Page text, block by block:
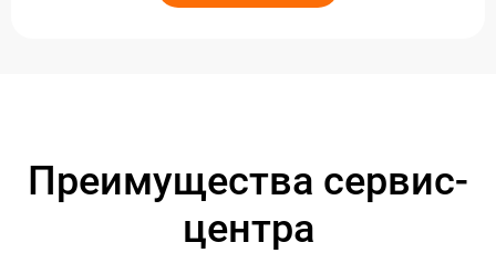
Преимущества сервис-
центра